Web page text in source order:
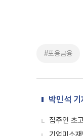
#포용금융
박민석
집주인 초